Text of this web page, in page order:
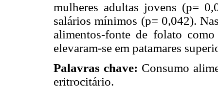
mulheres adultas jovens (p=
salários mínimos (p= 0,042).
alimentos-fonte de folato
elevaram-se em patamares
Palavras chave: Consumo
eritrocitário.